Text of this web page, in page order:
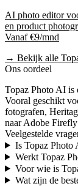
AI photo editor
en product
Vanaf €9/mnd
→ Bekijk alle
Ons oordeel
Topaz Photo AI is
Vooral geschikt
fotografen,
naar Adobe
Veelgestelde
Is Topaz Photo
Werkt Topaz
Voor wie is
Wat zijn de